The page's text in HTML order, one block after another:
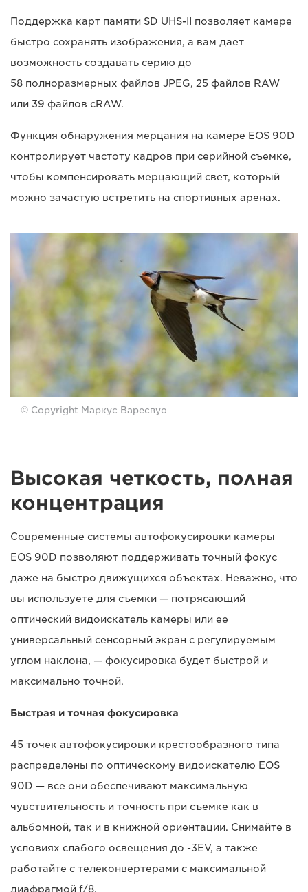
Поддержка карт памяти SD UHS-II позволяет камере
быстро сохранять изображения, а вам дает
возможность создавать серию до
58 полноразмерных файлов JPEG, 25 файлов RAW
или 39 файлов cRAW.
Функция обнаружения мерцания на камере EOS 90D
контролирует частоту кадров при серийной съемке,
чтобы компенсировать мерцающий свет, который
можно зачастую встретить на спортивных аренах.
© Copyright Маркус Варесвуо
Высокая четкость, полная
концентрация
Современные системы автофокусировки камеры
EOS 90D позволяют поддерживать точный фокус
даже на быстро движущихся объектах. Неважно, что
вы используете для съемки — потрясающий
оптический видоискатель камеры или ее
универсальный сенсорный экран с регулируемым
углом наклона, — фокусировка будет быстрой и
максимально точной.
Быстрая и точная фокусировка
45 точек автофокусировки крестообразного типа
распределены по оптическому видоискателю EOS
90D — все они обеспечивают максимальную
чувствительность и точность при съемке как в
альбомной, так и в книжной ориентации. Снимайте в
условиях слабого освещения до -3EV, а также
работайте с телеконвертерами с максимальной
диафрагмой f/8.